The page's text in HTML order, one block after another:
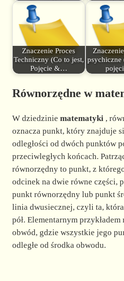
Znaczenie Proces
Techniczny (Co to jest,
Pojęcie &…
psychiczne
Równorzędne w
W dziedzinie matematyki ,
oznacza punkt, który znajduje
odległości od dwóch punktów
przeciwległych końcach.
równorzędny to punkt, z
odcinek na dwie równe części,
punkt równorzędny lub punkt
linia dwusiecznej, czyli ta,
pół. Elementarnym
obwód, gdzie wszystkie jego
odległe od środka obwodu.